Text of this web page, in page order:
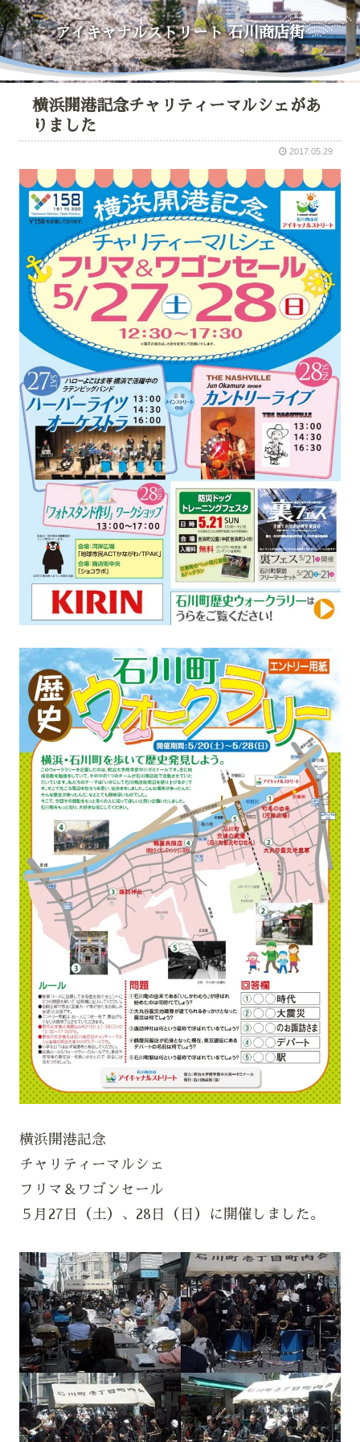
アイキャナルストリート石川商店街
横浜開港記念チャリティーマルシェがあ
りました
2017.05.29
横浜開港記念
チャリティーマルシェ
フリマ＆ワゴンセール
５月27日（土）、28日（日）に開催しました。